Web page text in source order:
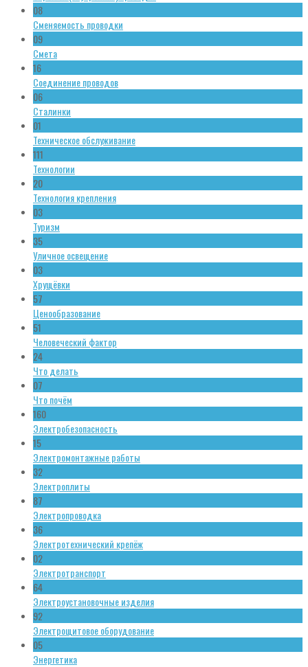
08
Сменяемость проводки
09
Смета
16
Соединение проводов
06
Сталинки
01
Техническое обслуживание
111
Технологии
20
Технология крепления
03
Туризм
35
Уличное освещение
03
Хрущёвки
57
Ценообразование
51
Человеческий фактор
24
Что делать
07
Что почём
160
Электробезопасность
15
Электромонтажные работы
32
Электроплиты
87
Электропроводка
36
Электротехнический крепёж
02
Электротранспорт
64
Электроустановочные изделия
92
Электрощитовое оборудование
05
Энергетика